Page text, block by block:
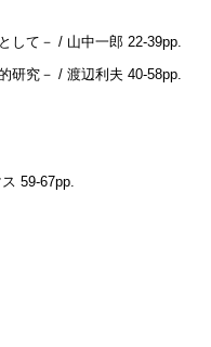
して－ / 山中一郎 22-39pp.
研究－ / 渡辺利夫 40-58pp.
59-67pp.